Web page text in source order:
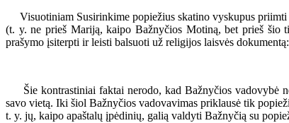
Visuotiniam Susirinkime popiežius skatino vyskupus priimti
(t. y. ne prieš Mariją, kaipo Bažnyčios Motiną, bet prieš šio
prašymo įsiterpti ir leisti balsuoti už religijos laisvės
Šie kontrastiniai faktai nerodo, kad Bažnyčios vadovybė
savo vietą. Iki šiol Bažnyčios vadovavimas priklausė tik
t. y. jų, kaipo apaštalų įpėdinių, galią valdyti Bažnyčią su